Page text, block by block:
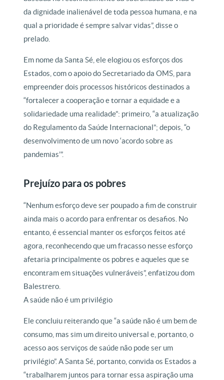
da dignidade inalienável de toda pessoa humana, e na
qual a prioridade é sempre salvar vidas”, disse o
prelado.
Em nome da Santa Sé, ele elogiou os esforços dos
Estados, com o apoio do Secretariado da OMS, para
empreender dois processos históricos destinados a
“fortalecer a cooperação e tornar a equidade e a
solidariedade uma realidade”: primeiro, “a atualização
do Regulamento da Saúde Internacional”; depois, “o
desenvolvimento de um novo ‘acordo sobre as
pandemias’”.
Prejuízo para os pobres
“Nenhum esforço deve ser poupado a fim de construir
ainda mais o acordo para enfrentar os desafios. No
entanto, é essencial manter os esforços feitos até
agora, reconhecendo que um fracasso nesse esforço
afetaria principalmente os pobres e aqueles que se
encontram em situações vulneráveis”, enfatizou dom
Balestrero.
A saúde não é um privilégio
Ele concluiu reiterando que “a saúde não é um bem de
consumo, mas sim um direito universal e, portanto, o
acesso aos serviços de saúde não pode ser um
privilégio”. A Santa Sé, portanto, convida os Estados a
“trabalharem juntos para tornar essa aspiração uma